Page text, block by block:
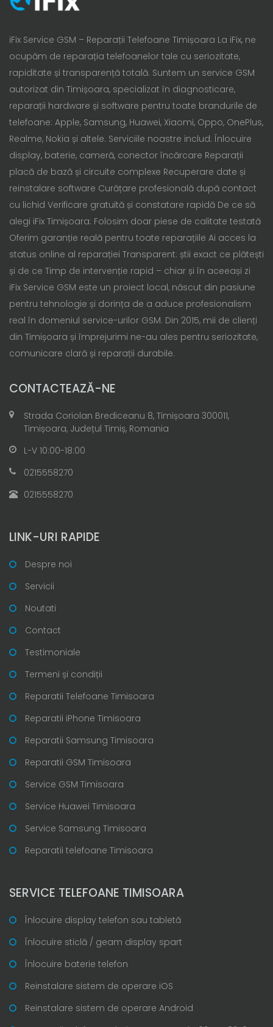
iFix Service GSM – Reparații Telefoane Timișoara La iFix, ne
ocupăm de reparația telefoanelor tale cu seriozitate,
rapiditate și transparență totală. Suntem un service GSM
autorizat din Timișoara, specializat în diagnosticare,
reparații hardware și software pentru toate brandurile de
telefoane: Apple, Samsung, Huawei, Xiaomi, Oppo, OnePlus,
Realme, Nokia și altele. Serviciile noastre includ: Înlocuire
display, baterie, cameră, conector încărcare Reparații
placă de bază și circuite complexe Recuperare date și
reinstalare software Curățare profesională după contact
cu lichid Verificare gratuită și constatare rapidă De ce să
alegi iFix Timișoara: Folosim doar piese de calitate testată
Oferim garanție reală pentru toate reparațiile Ai acces la
status online al reparației Transparent: știi exact ce plătești
și de ce Timp de intervenție rapid – chiar și în aceeași zi
iFix Service GSM este un proiect local, născut din pasiune
pentru tehnologie și dorința de a aduce profesionalism
real în domeniul service-urilor GSM. Din 2015, mii de clienți
din Timișoara și împrejurimi ne-au ales pentru seriozitate,
comunicare clară și reparații durabile.
CONTACTEAZĂ-NE
Strada Coriolan Brediceanu 8, Timișoara 300011,
Timișoara, Județul Timiș, Romania
L-V 10:00-18:00
0215558270
0215558270
LINK-URI RAPIDE
Despre noi
Servicii
Noutati
Contact
Testimoniale
Termeni și condiții
Reparatii Telefoane Timisoara
Reparatii iPhone Timisoara
Reparatii Samsung Timisoara
Reparatii GSM Timisoara
Service GSM Timisoara
Service Huawei Timisoara
Service Samsung Timisoara
Reparatii telefoane Timisoara
SERVICE TELEFOANE TIMISOARA
Înlocuire display telefon sau tabletă
Înlocuire sticlă / geam display spart
Înlocuire baterie telefon
Reinstalare sistem de operare iOS
Reinstalare sistem de operare Android